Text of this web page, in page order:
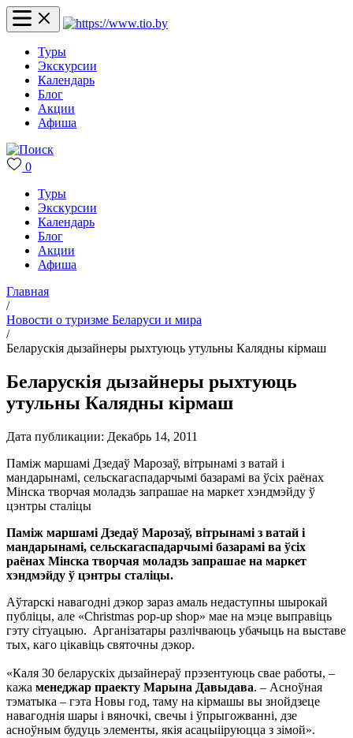
Туры
Экскурсии
Календарь
Блог
Акции
Афиша
0
Туры
Экскурсии
Календарь
Блог
Акции
Афиша
Главная
/
Новости о туризме Беларуси и мира
/
Беларускія дызайнеры рыхтуюць утульны Калядны кірмаш
Беларускія дызайнеры рыхтуюць
утульны Калядны кірмаш
Дата публикации: Декабрь 14, 2011
Паміж маршамі Дзедаў Марозаў, вітрынамі з ватай і
мандарынамі, сельскагаспадарчымі базарамі ва ўсіх раёнах
Мінска творчая моладзь запрашае на маркет хэндмэйду ў
цэнтры сталіцы
Паміж маршамі Дзедаў Марозаў, вітрынамі з ватай і
мандарынамі, сельскагаспадарчымі базарамі ва ўсіх
раёнах Мінска творчая моладзь запрашае на маркет
хэндмэйду ў цэнтры сталіцы.
Аўтарскі навагодні дэкор зараз амаль недаступны шырокай
публіцы, але «Christmas pop-up shop» мае на мэце выправіць
гэту сітуацыю. Арганізатары разлічваюць убачыць на выставе
тых, каго цікавіць святочны дэкор.
«Каля 30 беларускіх дызайнераў прэзентуюць свае работы, –
кажа менеджар праекту Марына Давыдава. – Асноўная
тэматыка – гэта Новы год, таму на кірмашы вы знойдзеце
навагоднія шары і вяночкі, свечы і ўпрыгожванні, дзе
асноўным будуць элементы, якія асацыііруюцца з зімой».